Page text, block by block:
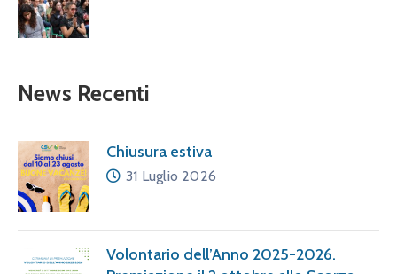
News Recenti
Chiusura estiva
31 Luglio 2026
Volontario dell’Anno 2025-2026.